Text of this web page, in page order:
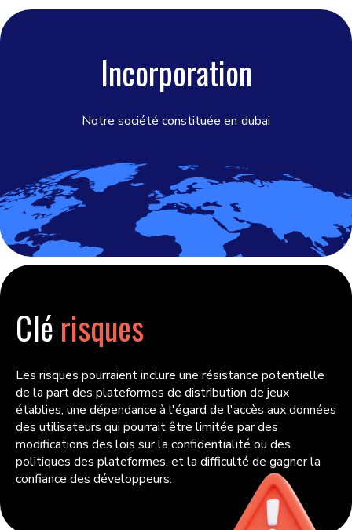
Incorporation
Notre société constituée en dubai
Clé risques
Les risques pourraient inclure une résistance potentielle
de la part des plateformes de distribution de jeux
établies, une dépendance à l'égard de l'accès aux données
des utilisateurs qui pourrait être limitée par des
modifications des lois sur la confidentialité ou des
politiques des plateformes, et la difficulté de gagner la
confiance des développeurs.